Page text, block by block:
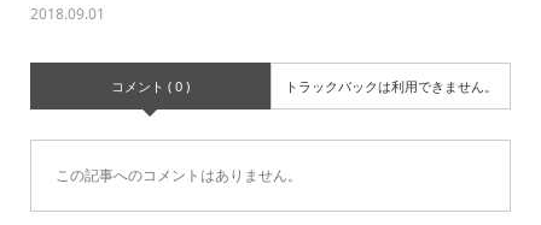
2018.09.01
コメント ( 0 ) トラックバックは利用できません。
この記事へのコメントはありません。